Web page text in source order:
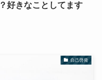
好きなことしてます
自己啓発